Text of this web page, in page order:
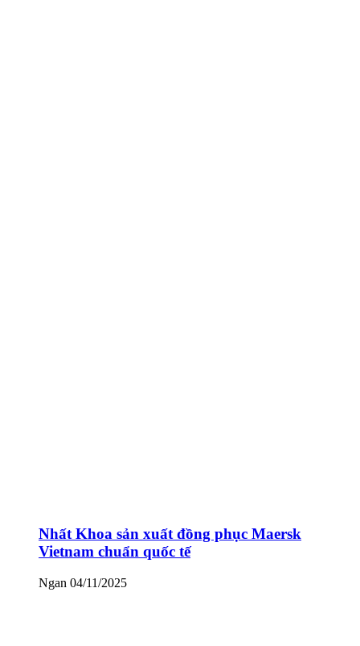
Nhất Khoa sản xuất đồng phục Maersk
Vietnam chuẩn quốc tế
Ngan 04/11/2025